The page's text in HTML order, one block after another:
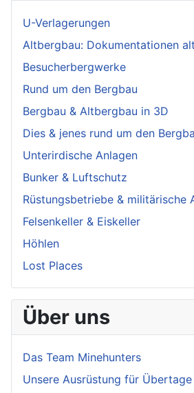
U-Verlagerungen
Altbergbau: Dokumentationen
Besucherbergwerke
Rund um den Bergbau
Bergbau & Altbergbau in 3D
Dies & jenes rund um den
Unterirdische Anlagen
Bunker & Luftschutz
Rüstungsbetriebe & militärische
Felsenkeller & Eiskeller
Höhlen
Lost Places
Über uns
Das Team Minehunters
Unsere Ausrüstung für